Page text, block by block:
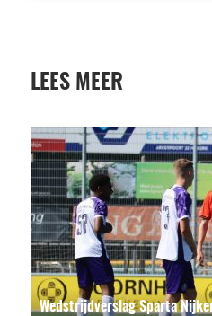
LEES MEER
Wedstrijdverslag Sparta